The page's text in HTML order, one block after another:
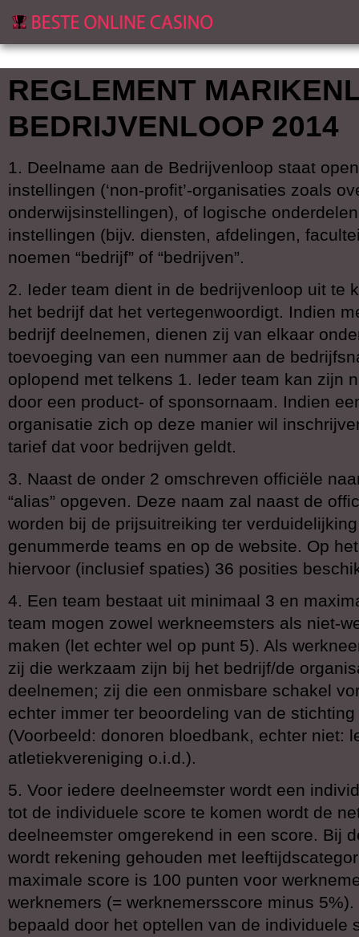
REGLEMENT
BEDRIJVENLOOP 2014
1. Deelname aan de Bedrijvenloop staat
instellingen (‘non-profit’-organisaties zoals
onderwijsinstellingen), of logische
instellingen (bijv. diensten, afdelingen,
noemen “bedrijf” of “bedrijven”.
2. Ieder team dient in de bedrijvenloop uit te
het bedrijf dat het vertegenwoordigt. Indien
bedrijf deelnemen, dienen zij van elkaar
toevoeging van een nummer aan de
oplopend met telkens 1. Ieder team kan zijn
door een product- of sponsornaam. Indien
organisatie zich op deze manier wil
tarief dat voor bedrijven geldt.
3. Naast de onder 2 omschreven officiële
“alias” opgeven. Deze naam zal naast de
worden bij de prijsuitreiking ter
genummerde teams en op de website. Op
hiervoor (inclusief spaties) 36 posities
4. Een team bestaat uit minimaal 3 en
team mogen zowel werkneemsters als niet-
maken (let echter wel op punt 5). Als
zij die werkzaam zijn bij het bedrijf/de
deelnemen; zij die een onmisbare schakel
echter immer ter beoordeling van de
(Voorbeeld: donoren bloedbank, echter niet:
atletiekvereniging o.i.d.).
5. Voor iedere deelneemster wordt een
tot de individuele score te komen wordt de
deelneemster omgerekend in een score. Bij
wordt rekening gehouden met
maximale score is 100 punten voor
werknemers (= werknemersscore minus
bepaald door het optellen van de individuele